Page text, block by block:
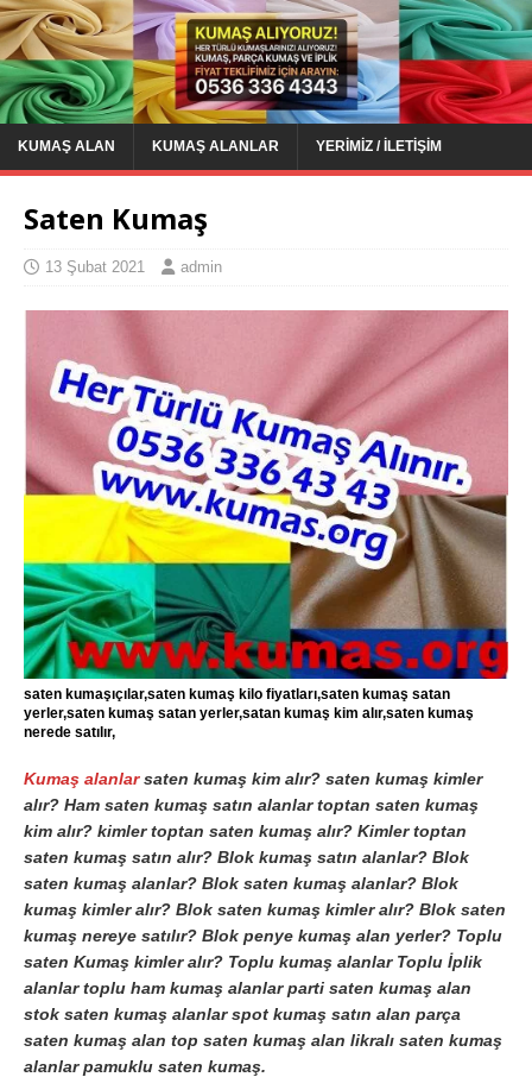
KUMAŞ ALAN KUMAŞ ALANLAR YERIMIZ / İLETIŞIM
Saten Kumaş
13 Şubat 2021 admin
saten kumaşıçılar,saten kumaş kilo fiyatları,saten kumaş satan
yerler,saten kumaş satan yerler,satan kumaş kim alır,saten kumaş
nerede satılır,
Kumaş alanlar saten kumaş kim alır? saten kumaş kimler
alır? Ham saten kumaş satın alanlar toptan saten kumaş
kim alır? kimler toptan saten kumaş alır? Kimler toptan
saten kumaş satın alır? Blok kumaş satın alanlar? Blok
saten kumaş alanlar? Blok saten kumaş alanlar? Blok
kumaş kimler alır? Blok saten kumaş kimler alır? Blok saten
kumaş nereye satılır? Blok penye kumaş alan yerler? Toplu
saten Kumaş kimler alır? Toplu kumaş alanlar Toplu İplik
alanlar toplu ham kumaş alanlar parti saten kumaş alan
stok saten kumaş alanlar spot kumaş satın alan parça
saten kumaş alan top saten kumaş alan likralı saten kumaş
alanlar pamuklu saten kumaş.